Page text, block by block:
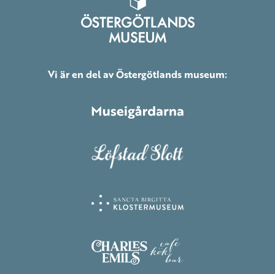
Vi är en del av Östergötlands museum: